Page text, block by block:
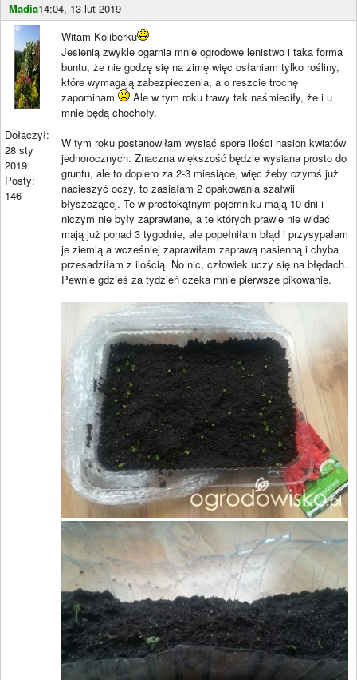
Madia14:04, 13 lut 2019
Dołączył:
28 sty
2019
Posty:
146
Witam Koliberku
Jesienią zwykle ogarnia mnie ogrodowe lenistwo i taka forma
buntu, że nie godzę się na zimę więc osłaniam tylko rośliny,
które wymagają zabezpieczenia, a o reszcie trochę
zapominam
Ale w tym roku trawy tak naśmieciły, że i u
mnie będą chochoły.
W tym roku postanowiłam wysiać spore ilości nasion kwiatów
jednorocznych. Znaczna większość będzie wysiana prosto do
gruntu, ale to dopiero za 2-3 miesiące, więc żeby czymś już
nacieszyć oczy, to zasiałam 2 opakowania szałwii
błyszczącej. Te w prostokątnym pojemniku mają 10 dni i
niczym nie były zaprawiane, a te których prawie nie widać
mają już ponad 3 tygodnie, ale popełniłam błąd i przysypałam
je ziemią a wcześniej zaprawiłam zaprawą nasienną i chyba
przesadziłam z ilością. No nic, człowiek uczy się na błędach.
Pewnie gdzieś za tydzień czeka mnie pierwsze pikowanie.